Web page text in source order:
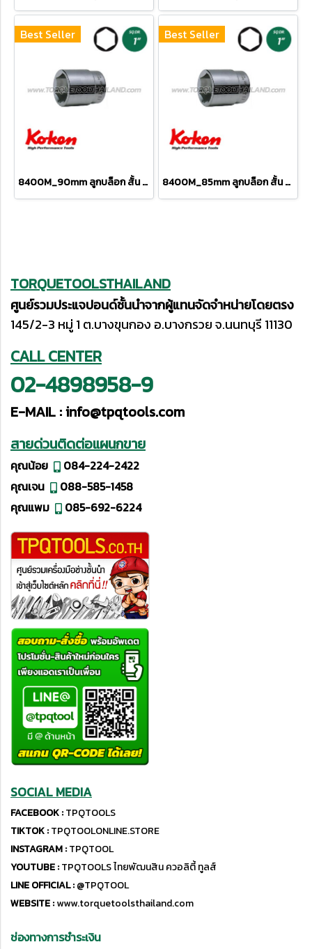
Best Seller
8400M_90mm ลูกบล็อก สั้น 6P (SQ.DR 1") Hand Sockets
Best Seller
8400M_85mm ลูกบล็อก สั้น 6P (SQ.DR 1") Hand Sockets
TORQUETOOLSTHAILAND
ศูนย์รวมประแจปอนด์ชั้นนำจากผู้แทนจัดจำหน่ายโดยตรง
145/2-3 หมู่ 1 ต.บางขุนกอง อ.บางกรวย จ.นนทบุรี 11130
CALL CENTER
02-4898958-9
E-MAIL :info@tpqtools.com
สายด่วนติดต่อแผนกขาย
คุณน้อย
084-224-2422
คุณเจน
088-585-1458
คุณแพม
085-692-6224
SOCIAL MEDIA
FACEBOOK :TPQTOOLS
TIKTOK :TPQTOOLONLINE.STORE
INSTAGRAM :TPQTOOL
YOUTUBE :TPQTOOLS ไทยพัฒนสิน ควอลิตี้ ทูลส์
LINE OFFICIAL :@TPQTOOL
WEBSITE :www.torquetoolsthailand.com
ช่องทางการชำระเงิน